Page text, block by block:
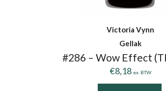
Victoria Vynn
Gellak
#286 – Wow Effect
€8,18 ex. BTW